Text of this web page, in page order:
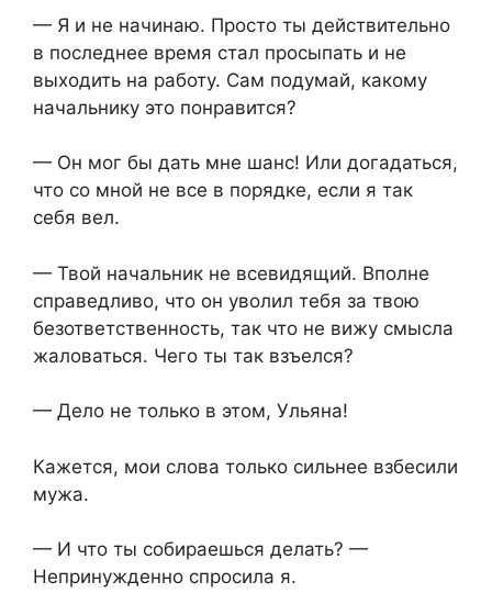
— Я и не начинаю. Просто ты действительно
в последнее время стал просыпать и не
выходить на работу. Сам подумай, какому
начальнику это понравится?
— Он мог бы дать мне шанс! Или догадаться,
что со мной не все в порядке, если я так
себя вел.
— Твой начальник не всевидящий. Вполне
справедливо, что он уволил тебя за твою
безответственность, так что не вижу смысла
жаловаться. Чего ты так взъелся?
— Дело не только в этом, Ульяна!
Кажется, мои слова только сильнее взбесили
мужа.
— И что ты собираешься делать? —
Непринужденно спросила я.